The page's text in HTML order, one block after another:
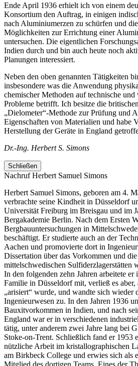
Ende April 1936 erhielt ich von einem
Konsortium den Auftrag, in einigen
nach Aluminiumerzen zu schürfen und
Möglichkeiten zur Errichtung einer
untersuchen. Die eigentlichen
Indien durch und bin auch heute noch
Planungen interessiert.
Neben den oben genannten Tätigkeiten
insbesondere was die Anwendung
chemischer Methoden auf technische und
Probleme betrifft. Ich besitze die
„Dielometer“-Methode zur Prüfung und
Eigenschaften von Materialien und habe
Herstellung der Geräte in England
Dr.-Ing. Herbert S. Simons
Schließen
Nachruf Herbert Samuel Simons
Herbert Samuel Simons, geboren am 4.
verbrachte seine Kindheit in Düsseldorf
Universität Freiburg im Breisgau und im
Bergakademie Berlin. Nach dem Ersten
Bergbauuntersuchungen in
beschäftigt. Er studierte auch an der
Aachen und promovierte dort in
Dissertation über das Vorkommen und
mittelschwedischen Sulfiderzlagerstätten
In den folgenden zehn Jahren arbeitete er
Familie in Düsseldorf mit, verließ es
„arisiert“ wurde, und wandte sich wieder
Ingenieurwesen zu. In den Jahren 1936
Bauxitvorkommen in Indien, und nach
England war er in verschiedenen
tätig, unter anderem zwei Jahre lang bei
Stoke-on-Trent. Schließlich fand er 1953
nützliche Arbeit im kristallographischen
am Birkbeck College und erwies sich als
Mitglied des dortigen Teams. Eines der